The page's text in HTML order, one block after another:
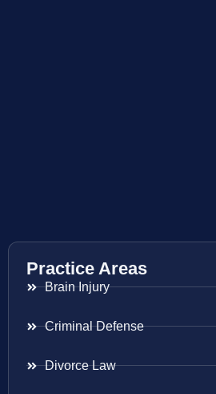
Practice Areas
Brain Injury
Criminal Defense
Divorce Law